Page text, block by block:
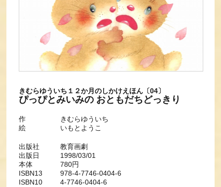
きむらゆういち１２か月のしかけえほん〔04〕
ぴっぴとみいみの おともだちどっきり
作 きむらゆういち
絵 いもとようこ
出版社 教育画劇
出版日 1998/03/01
本体 780円
ISBN13 978-4-7746-0404-6
ISBN10 4-7746-0404-6